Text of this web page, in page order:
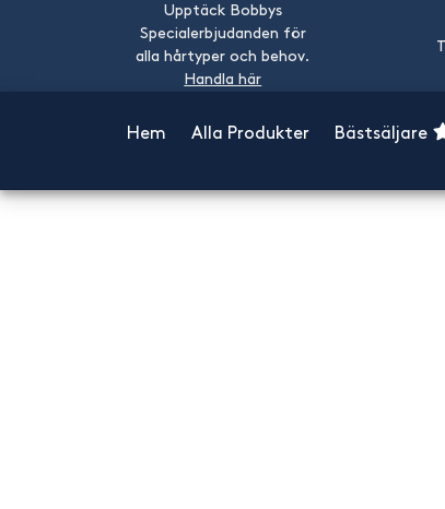
Upptäck Bobbys
Specialerbjudanden för
alla hårtyper och behov.
Handla här
Hem Alla Produkter Bästsäljare